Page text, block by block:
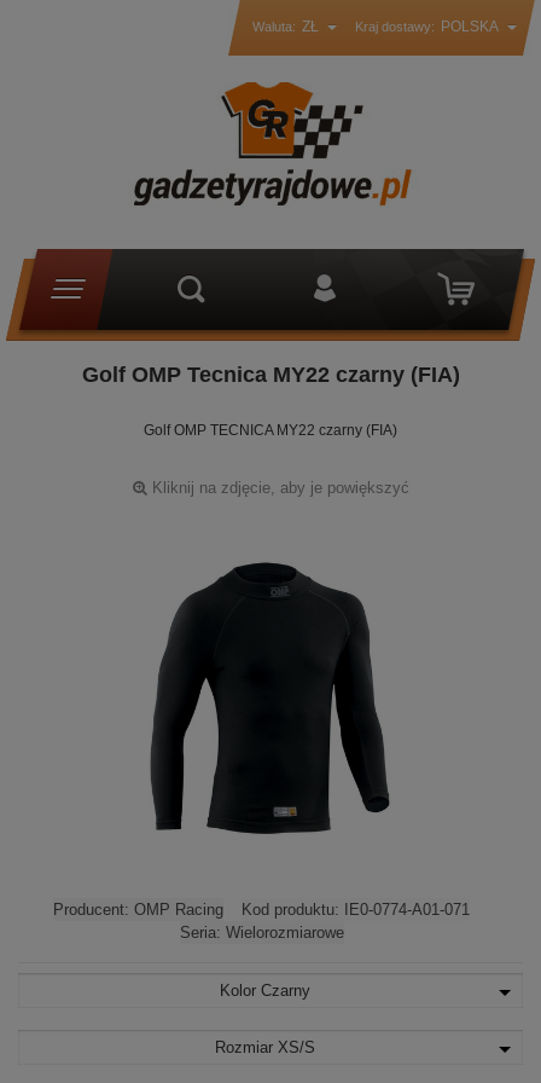
Waluta: ZŁ Kraj dostawy: POLSKA
Golf OMP Tecnica MY22 czarny (FIA)
Golf OMP TECNICA MY22 czarny (FIA)
Kliknij na zdjęcie, aby je powiększyć
Producent: OMP Racing Kod produktu:
IE0-0774-A01-071
Seria: Wielorozmiarowe
Kolor Czarny
Rozmiar XS/S